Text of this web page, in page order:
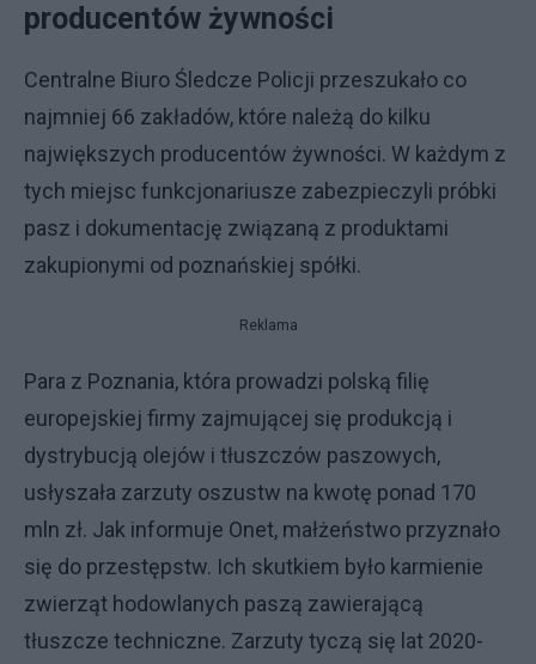
producentów żywności
Centralne Biuro Śledcze Policji przeszukało co
najmniej 66 zakładów, które należą do kilku
największych producentów żywności. W każdym z
tych miejsc funkcjonariusze zabezpieczyli próbki
pasz i dokumentację związaną z produktami
zakupionymi od poznańskiej spółki.
Reklama
Para z Poznania, która prowadzi polską filię
europejskiej firmy zajmującej się produkcją i
dystrybucją olejów i tłuszczów paszowych,
usłyszała zarzuty oszustw na kwotę ponad 170
mln zł. Jak informuje Onet, małżeństwo przyznało
się do przestępstw. Ich skutkiem było karmienie
zwierząt hodowlanych paszą zawierającą
tłuszcze techniczne. Zarzuty tyczą się lat 2020-